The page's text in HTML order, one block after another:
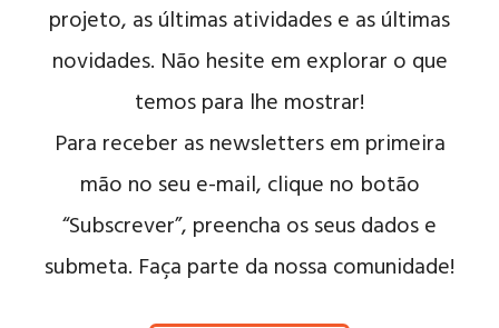
projeto, as últimas atividades e as últimas
novidades. Não hesite em explorar o que
temos para lhe mostrar!
Para receber as newsletters em primeira
mão no seu e-mail, clique no botão
“Subscrever”, preencha os seus dados e
submeta. Faça parte da nossa comunidade!